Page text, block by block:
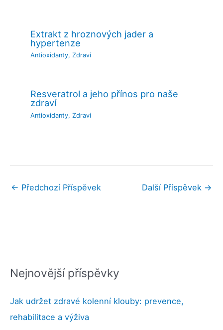
Extrakt z hroznových jader a
hypertenze
Antioxidanty,Zdraví
Resveratrol a jeho přínos pro naše
zdraví
Antioxidanty,Zdraví
← Předchozí Příspěvek Další Příspěvek →
Nejnovější příspěvky
Jak udržet zdravé kolenní klouby: prevence,
rehabilitace a výživa